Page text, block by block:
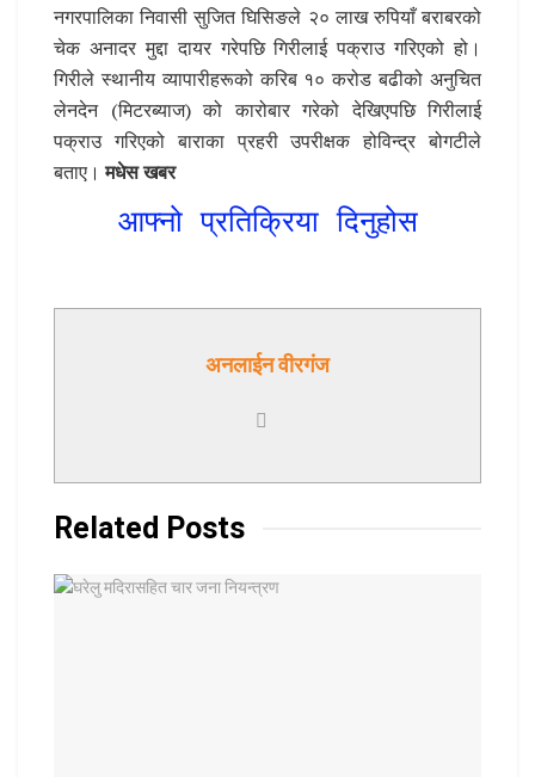
नगरपालिका निवासी सुजित घिसिङले २० लाख रुपियाँ बराबरको
चेक अनादर मुद्दा दायर गरेपछि गिरीलाई पक्राउ गरिएको हो।
गिरीले स्थानीय व्यापारीहरूको करिब १० करोड बढीको अनुचित
लेनदेन (मिटरब्याज) को कारोबार गरेको देखिएपछि गिरीलाई
पक्राउ गरिएको बाराका प्रहरी उपरीक्षक होविन्द्र बोगटीले
बताए।मधेस खबर
आफ्नो प्रतिक्रिया दिनुहोस
अनलाईन वीरगंज
Related Posts